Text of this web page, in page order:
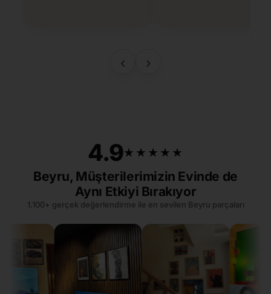
‹ ›
4.9★★★★★
★★★★★
Beyru, Müşterilerimizin Evinde de
Aynı Etkiyi Bırakıyor
1.100+ gerçek değerlendirme ile en sevilen Beyru parçaları